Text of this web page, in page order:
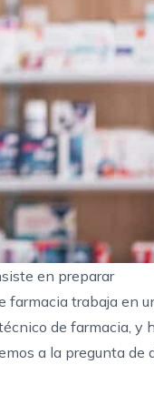
en preparar
farmacia trabaja en
de farmacia, y
a la pregunta de